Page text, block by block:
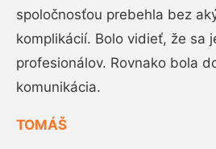
spoločnosťou prebehla bez
komplikácií. Bolo vidieť, že sa
profesionálov. Rovnako bola
komunikácia.
TOMÁŠ